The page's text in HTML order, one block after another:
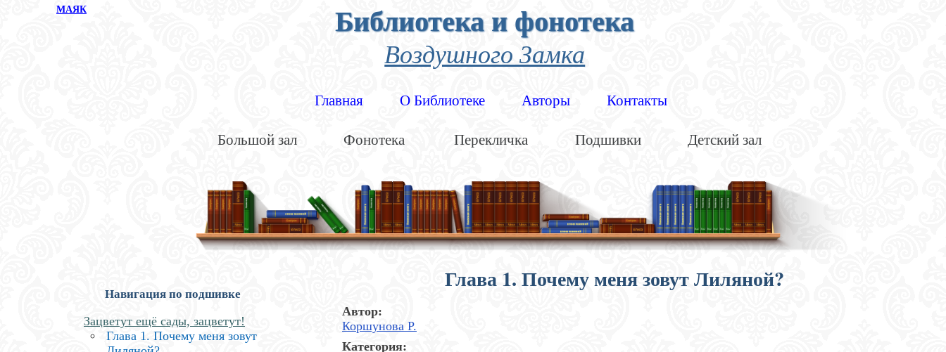
МАЯК Библиотека и фонотека
Воздушного Замка
Главная О Библиотеке Авторы Контакты
Большой зал Фонотека Перекличка Подшивки Детский зал
Навигация по подшивке
Зацветут ещё сады, зацветут!
Глава 1. Почему меня зовут
Глава 1. Почему меня зовут Лиляной?
Автор:
Коршунова Р.
Категория: